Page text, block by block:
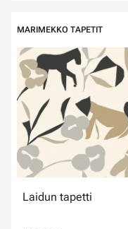
MARIMEKKO TAPETIT
Laidun tapetti